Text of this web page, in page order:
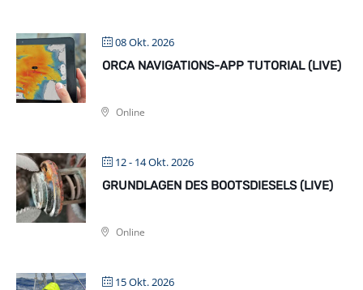
08 Okt. 2026
ORCA NAVIGATIONS-APP TUTORIAL (LIVE)
Online
12 - 14 Okt. 2026
GRUNDLAGEN DES BOOTSDIESELS (LIVE)
Online
15 Okt. 2026